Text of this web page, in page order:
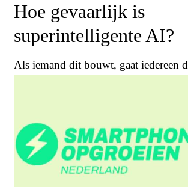
Hoe gevaarlijk is
superintelligente AI?
Als iemand dit bouwt, gaat iedereen